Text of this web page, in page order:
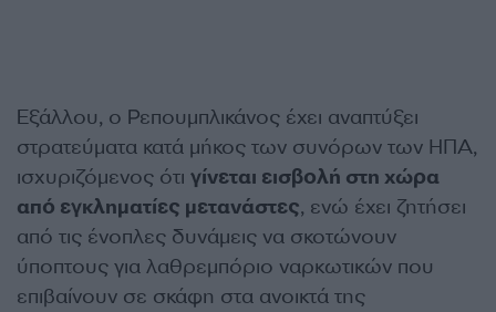
Εξάλλου, ο Ρεπουμπλικάνος έχει αναπτύξει
στρατεύματα κατά μήκος των συνόρων των ΗΠΑ,
ισχυριζόμενος ότι γίνεται εισβολή στη χώρα
από εγκληματίες μετανάστες, ενώ έχει ζητήσει
από τις ένοπλες δυνάμεις να σκοτώνουν
ύποπτους για λαθρεμπόριο ναρκωτικών που
επιβαίνουν σε σκάφη στα ανοικτά της